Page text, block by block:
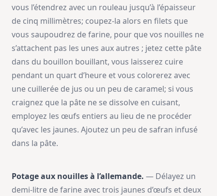
vous l’étendrez avec un rouleau jusqu’à l’épaisseur
de cinq millimètres; coupez-la alors en filets que
vous saupoudrez de farine, pour que vos nouilles ne
s’attachent pas les unes aux autres ; jetez cette pâte
dans du bouillon bouillant, vous laisserez cuire
pendant un quart d’heure et vous colorerez avec
une cuillerée de jus ou un peu de caramel; si vous
craignez que la pâte ne se dissolve en cuisant,
employez les œufs entiers au lieu de ne procéder
qu’avec les jaunes. Ajoutez un peu de safran infusé
dans la pâte.
Potage aux nouilles à l’allemande. — Délayez un
demi-litre de farine avec trois jaunes d’œufs et deux